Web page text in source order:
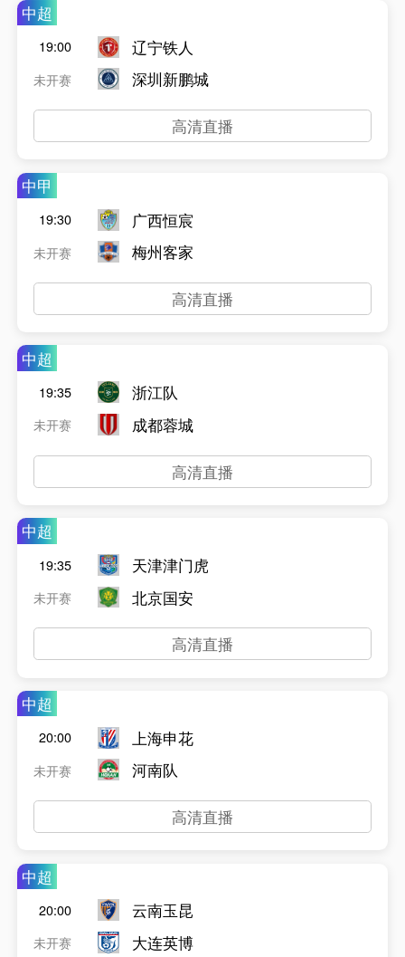
中超
19:00
未开赛
辽宁铁人
深圳新鹏城
高清直播
中甲
19:30
未开赛
广西恒宸
梅州客家
高清直播
中超
19:35
未开赛
浙江队
成都蓉城
高清直播
中超
19:35
未开赛
天津津门虎
北京国安
高清直播
中超
20:00
未开赛
上海申花
河南队
高清直播
中超
20:00
未开赛
云南玉昆
大连英博